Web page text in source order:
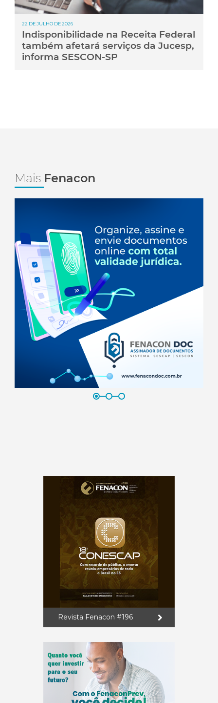
22 DE JULHO DE 2026
Indisponibilidade na Receita Federal
também afetará serviços da Jucesp,
informa SESCON-SP
Mais Fenacon
Revista Fenacon #196